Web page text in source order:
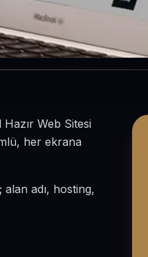
Web Sitesi
her ekrana
adı, hosting,